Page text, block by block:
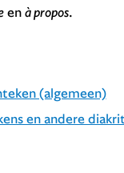
enà propos.
(algemeen)
en andere